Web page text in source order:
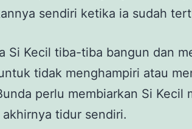
sendiri ketika ia sudah
Si Kecil tiba-tiba bangun dan
tidak menghampiri atau
perlu membiarkan Si Kecil
tidur sendiri.